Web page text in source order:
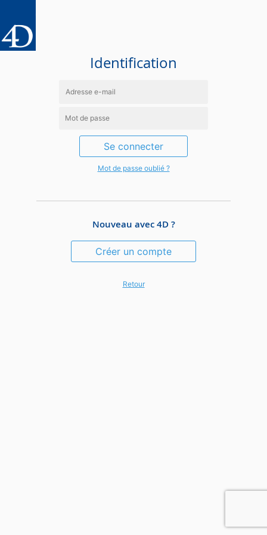
Identification
Se connecter
Mot de passe oublié ?
Nouveau avec 4D ?
Créer un compte
Retour